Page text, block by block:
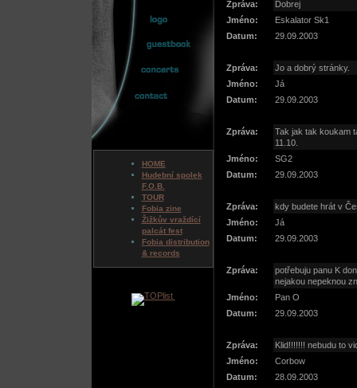
HOME
Hudební spolek
F.O.B.
TOUR
Fobia zine
Žižkův vraždící
palcát fest
Fobia distribution
& records
Zpráva:
Dobrej
Jméno:
Eskalator Sk1
Datum:
29.09.2003
Zpráva:
Jo a dobrý stránky.
Jméno:
Já
Datum:
29.09.2003
Zpráva:
Tak jak tak koukam
11.10.
Jméno:
SG2
Datum:
29.09.2003
Zpráva:
kdy budete hrát v
Jméno:
Já
Datum:
29.09.2003
Zpráva:
potřebuju panu K
nejakou nepeknou
Jméno:
Pan O
Datum:
29.09.2003
Zpráva:
Klid!!!!!!! nebudu to
Jméno:
Corbow
Datum:
28.09.2003